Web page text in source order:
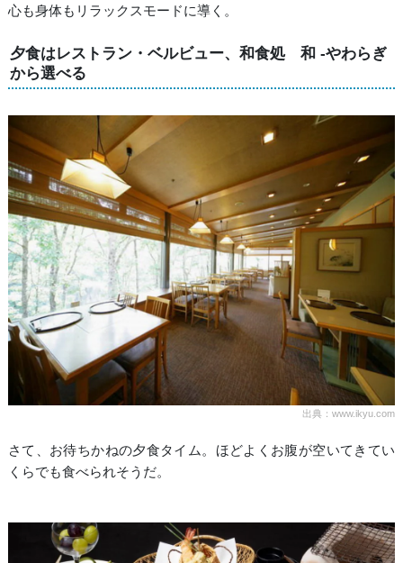
心も身体もリラックスモードに導く。
夕食はレストラン・ベルビュー、和食処 和 -やわらぎ
から選べる
出典：www.ikyu.com
さて、お待ちかねの夕食タイム。ほどよくお腹が空いてきてい
くらでも食べられそうだ。